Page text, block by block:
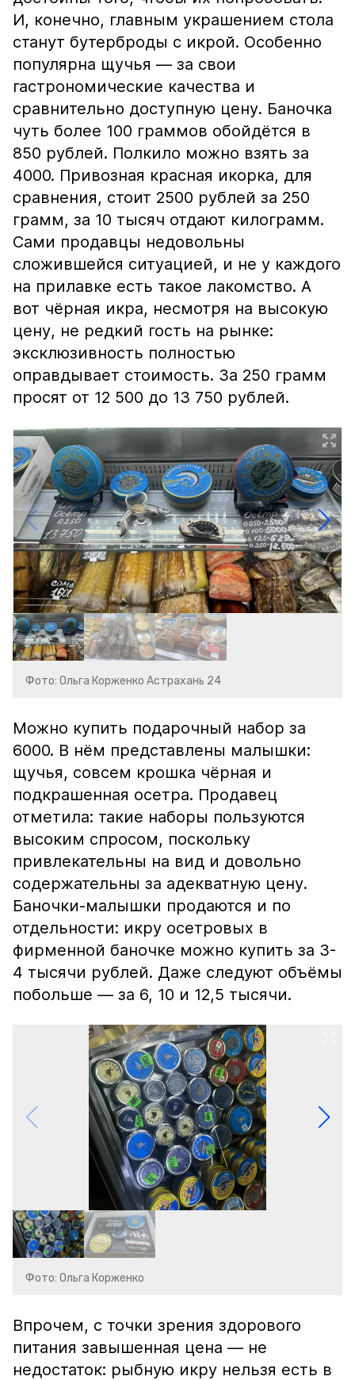
И, конечно, главным украшением стола
станут бутерброды с икрой. Особенно
популярна щучья — за свои
гастрономические качества и
сравнительно доступную цену. Баночка
чуть более 100 граммов обойдётся в
850 рублей. Полкило можно взять за
4000. Привозная красная икорка, для
сравнения, стоит 2500 рублей за 250
грамм, за 10 тысяч отдают килограмм.
Сами продавцы недовольны
сложившейся ситуацией, и не у каждого
на прилавке есть такое лакомство. А
вот чёрная икра, несмотря на высокую
цену, не редкий гость на рынке:
эксклюзивность полностью
оправдывает стоимость. За 250 грамм
просят от 12 500 до 13 750 рублей.
Фото: Ольга Корженко Астрахань 24
Можно купить подарочный набор за
6000. В нём представлены малышки:
щучья, совсем крошка чёрная и
подкрашенная осетра. Продавец
отметила: такие наборы пользуются
высоким спросом, поскольку
привлекательны на вид и довольно
содержательны за адекватную цену.
Баночки-малышки продаются и по
отдельности: икру осетровых в
фирменной баночке можно купить за 3-
4 тысячи рублей. Даже следуют объёмы
побольше — за 6, 10 и 12,5 тысячи.
Фото: Ольга Корженко
Впрочем, с точки зрения здорового
питания завышенная цена — не
недостаток: рыбную икру нельзя есть в